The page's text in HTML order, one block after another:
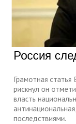
Россия
Грамотная
рискнул он
власть
последствиями.